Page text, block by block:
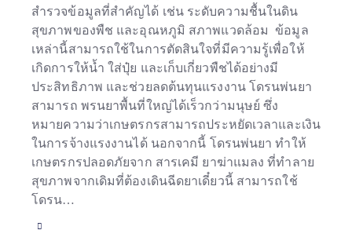
สำรวจข้อมูลที่สำคัญได้ เช่น ระดับความชื้นในดิน
สุขภาพของพืช และอุณหภูมิ สภาพแวดล้อม ข้อมูล
เหล่านี้สามารถใช้ในการตัดสินใจที่มีความรู้เพื่อให้
เกิดการให้น้ำ ใส่ปุ๋ย และเก็บเกี่ยวพืชได้อย่างมี
ประสิทธิภาพ และช่วยลดต้นทุนแรงงาน โดรนพ่นยา
สามารถ พรนยาพื้นที่ใหญ่ได้เร็วกว่ามนุษย์ ซึ่ง
หมายความว่าเกษตรกรสามารถประหยัดเวลาและเงิน
ในการจ้างแรงงานได้ นอกจากนี้ โดรนพ่นยา ทำให้
เกษตรกรปลอดภัยจาก สารเคมี ยาฆ่าแมลง ที่ทำลาย
สุขภาพจากเดิมที่ต้องเดินฉีดยาเดี๋ยวนี้ สามารถใช้
โดรน…